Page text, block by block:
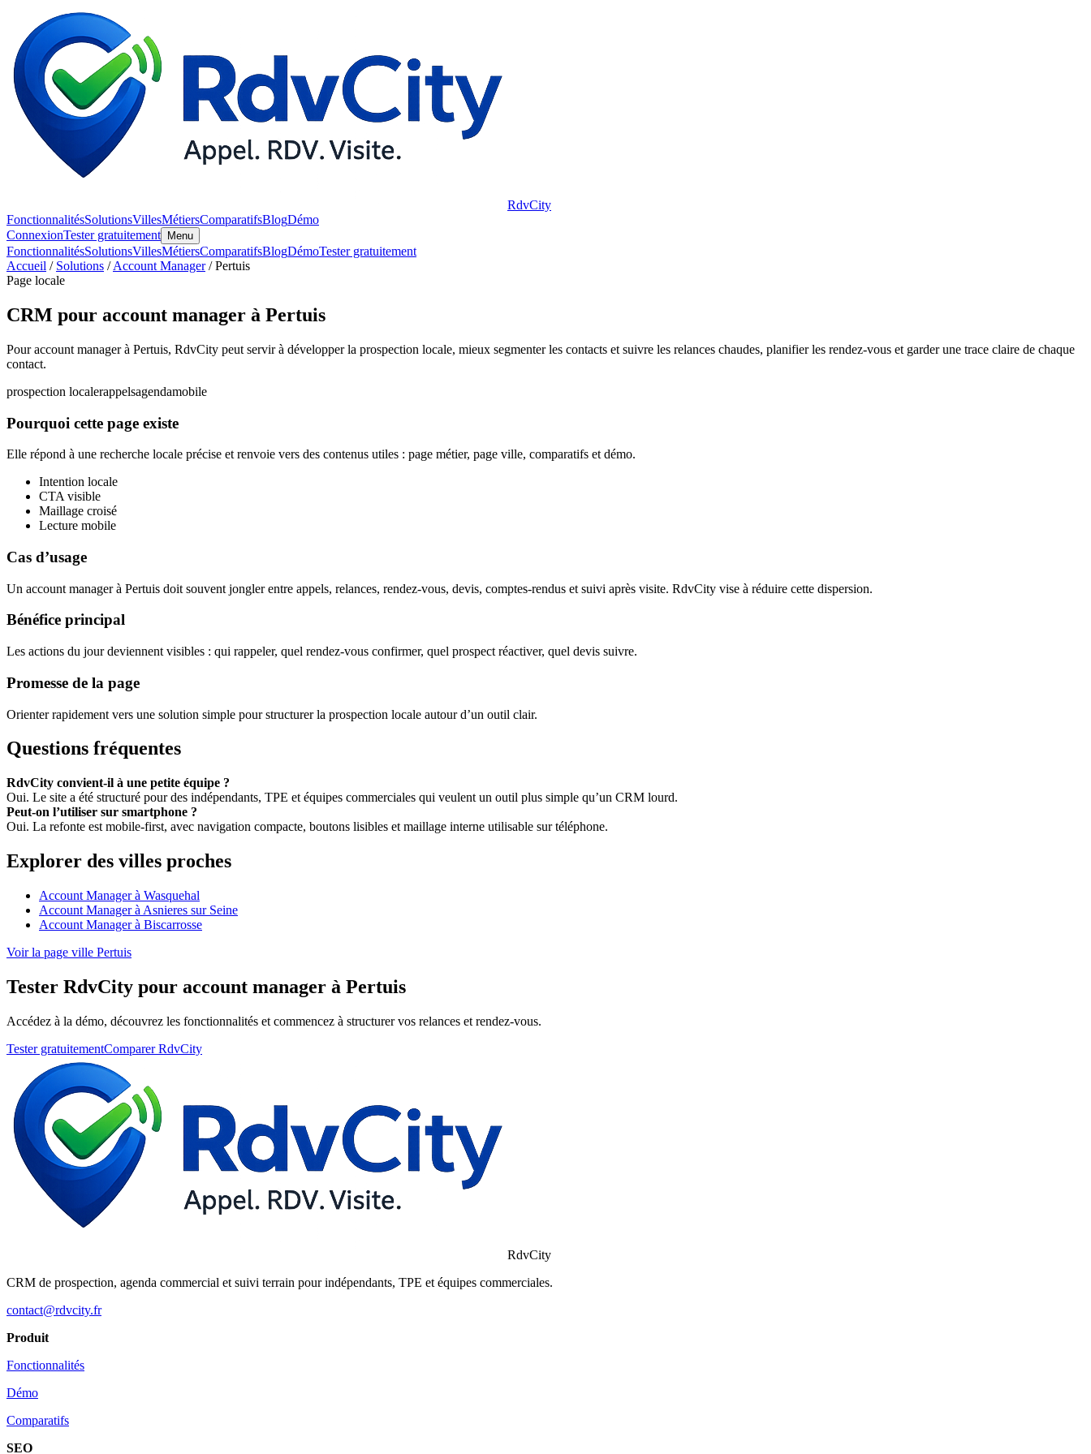
RdvCity
FonctionnalitésSolutionsVillesMétiersComparatifsBlogDémo
ConnexionTester gratuitement Menu
FonctionnalitésSolutionsVillesMétiersComparatifsBlogDémoTester gratuitement
Accueil / Solutions /Account Manager/ Pertuis
Page locale
CRM pour account manager à Pertuis
Pour account manager à Pertuis, RdvCity peut servir à développer la prospection locale, mieux segmenter les contacts et suivre les relances chaudes, planifier les rendez-vous et garder une trace claire de chaque
contact.
prospection localerappelsagendamobile
Pourquoi cette page existe
Elle répond à une recherche locale précise et renvoie vers des contenus utiles : page métier, page ville, comparatifs et démo.
Intention locale
CTA visible
Maillage croisé
Lecture mobile
Cas d’usage
Un account manager à Pertuis doit souvent jongler entre appels, relances, rendez-vous, devis, comptes-rendus et suivi après visite. RdvCity vise à réduire cette dispersion.
Bénéfice principal
Les actions du jour deviennent visibles : qui rappeler, quel rendez-vous confirmer, quel prospect réactiver, quel devis suivre.
Promesse de la page
Orienter rapidement vers une solution simple pour structurer la prospection locale autour d’un outil clair.
Questions fréquentes
RdvCity convient-il à une petite équipe ?
Oui. Le site a été structuré pour des indépendants, TPE et équipes commerciales qui veulent un outil plus simple qu’un CRM lourd.
Peut-on l’utiliser sur smartphone ?
Oui. La refonte est mobile-first, avec navigation compacte, boutons lisibles et maillage interne utilisable sur téléphone.
Explorer des villes proches
Account Manager à Wasquehal
Account Manager à Asnieres sur Seine
Account Manager à Biscarrosse
Voir la page ville Pertuis
Tester RdvCity pour account manager à Pertuis
Accédez à la démo, découvrez les fonctionnalités et commencez à structurer vos relances et rendez-vous.
Tester gratuitementComparer RdvCity
RdvCity
CRM de prospection, agenda commercial et suivi terrain pour indépendants, TPE et équipes commerciales.
contact@rdvcity.fr
Produit
Fonctionnalités
Démo
Comparatifs
SEO